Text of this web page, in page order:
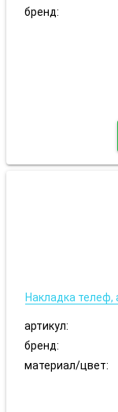
бренд:
Накладка телеф,
артикул:
бренд:
материал/цвет: